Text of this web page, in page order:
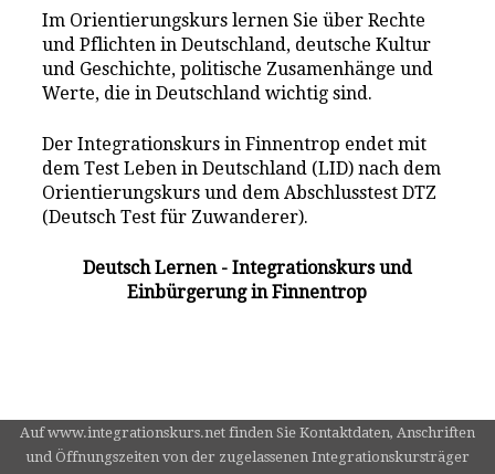
Im Orientierungskurs lernen Sie über Rechte
und Pflichten in Deutschland, deutsche Kultur
und Geschichte, politische Zusamenhänge und
Werte, die in Deutschland wichtig sind.
Der Integrationskurs in Finnentrop endet mit
dem Test Leben in Deutschland (LID) nach dem
Orientierungskurs und dem Abschlusstest DTZ
(Deutsch Test für Zuwanderer).
Deutsch Lernen - Integrationskurs und
Einbürgerung in Finnentrop
Auf www.integrationskurs.net finden Sie Kontaktdaten, Anschriften
und Öffnungszeiten von der zugelassenen Integrationskursträger